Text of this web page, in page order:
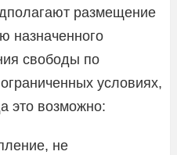
размещение
назначенного
свободы по
условиях,
это возможно:
не